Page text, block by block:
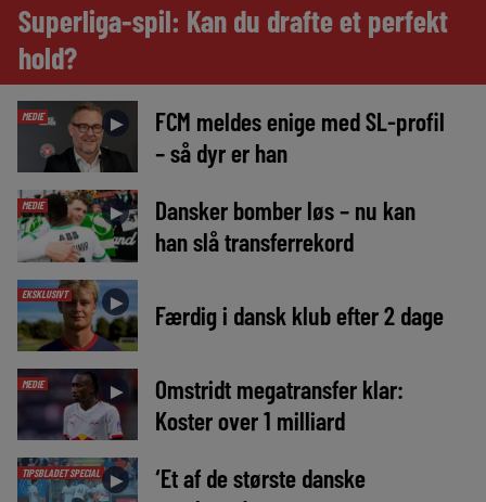
Superliga-spil: Kan du drafte et perfekt
hold?
MEDIE ►
FCM meldes enige med SL-profil
– så dyr er han
MEDIE ►
Dansker bomber løs – nu kan
han slå transferrekord
EKSKLUSIVT ► Færdig i dansk klub efter 2 dage
MEDIE ►
Omstridt megatransfer klar:
Koster over 1 milliard
TIPSBLADET SPECIAL ►
‘Et af de største danske